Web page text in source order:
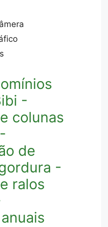
-
colunas
de
-
ralos